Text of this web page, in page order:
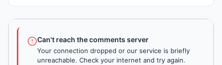
Can't reach the comments server
Your connection dropped or our service is briefly
unreachable. Check your internet and try again.